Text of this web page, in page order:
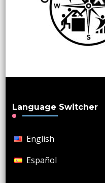
Language Switcher
English
Español